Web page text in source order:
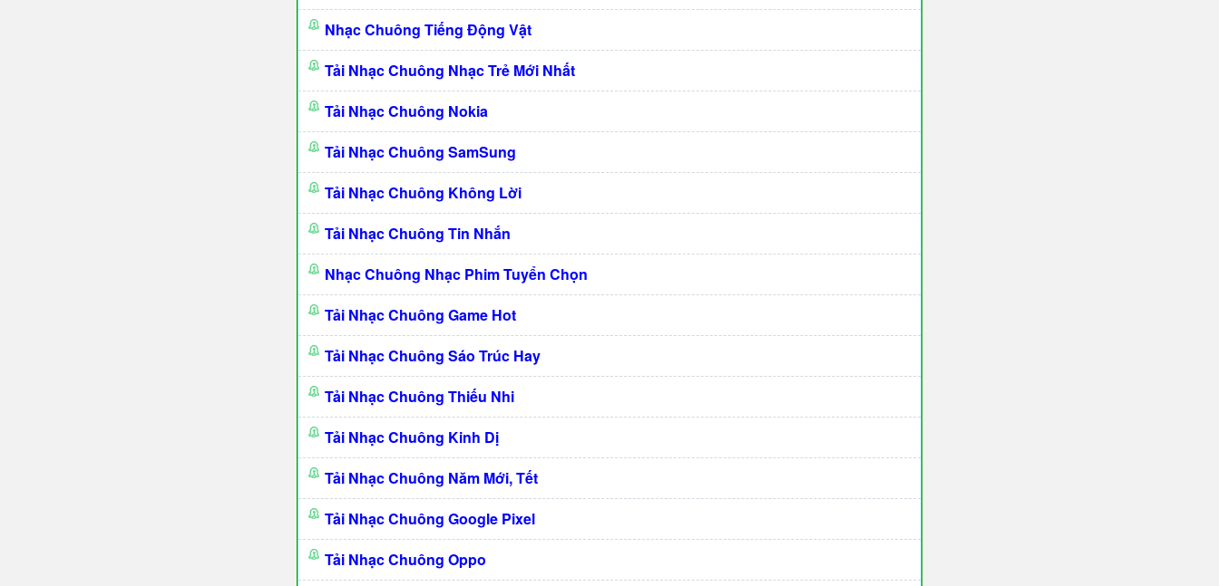
Nhạc Chuông Tiếng Động Vật
Tải Nhạc Chuông Nhạc Trẻ Mới Nhất
Tải Nhạc Chuông Nokia
Tải Nhạc Chuông SamSung
Tải Nhạc Chuông Không Lời
Tải Nhạc Chuông Tin Nhắn
Nhạc Chuông Nhạc Phim Tuyển Chọn
Tải Nhạc Chuông Game Hot
Tải Nhạc Chuông Sáo Trúc Hay
Tải Nhạc Chuông Thiếu Nhi
Tải Nhạc Chuông Kinh Dị
Tải Nhạc Chuông Năm Mới, Tết
Tải Nhạc Chuông Google Pixel
Tải Nhạc Chuông Oppo